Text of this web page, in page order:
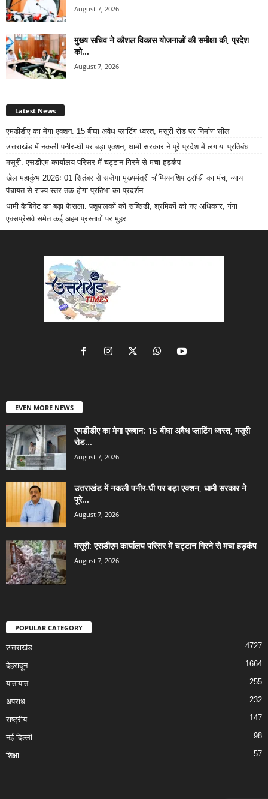
August 7, 2026
मुख्य सचिव ने कौशल विकास योजनाओं की समीक्षा की, प्रदेश
को...
August 7, 2026
Latest News
एमडीडीए का मेगा एक्शन: 15 बीघा अवैध प्लाटिंग ध्वस्त, मसूरी रोड पर निर्माण सील
उत्तराखंड में नकली पनीर-घी पर बड़ा एक्शन, धामी सरकार ने पूरे प्रदेश में लगाया प्रतिबंध
मसूरी: एसडीएम कार्यालय परिसर में चट्टान गिरने से मचा हड़कंप
खेल महाकुंभ 2026ः 01 सितंबर से सजेगा मुख्यमंत्री चौम्पियनशिप ट्रॉफी का मंच, न्याय
पंचायत से राज्य स्तर तक होगा प्रतिभा का प्रदर्शन
धामी कैबिनेट का बड़ा फैसला: पशुपालकों को सब्सिडी, श्रमिकों को नए अधिकार, गंगा
एक्सप्रेसवे समेत कई अहम प्रस्तावों पर मुहर
EVEN MORE NEWS
एमडीडीए का मेगा एक्शन: 15 बीघा अवैध प्लाटिंग ध्वस्त, मसूरी
रोड...
August 7, 2026
उत्तराखंड में नकली पनीर-घी पर बड़ा एक्शन, धामी सरकार ने
पूरे...
August 7, 2026
मसूरी: एसडीएम कार्यालय परिसर में चट्टान गिरने से मचा हड़कंप
August 7, 2026
POPULAR CATEGORY
उत्तराखंड 4727
देहरादून 1664
यातायात 255
अपराध 232
राष्ट्रीय 147
नई दिल्ली 98
शिक्षा 57